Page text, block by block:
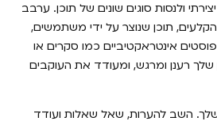
ולנסות סוגים שונים של תוכן. ערבב
תוכן שנוצר על ידי משתמשים,
אינטראקטיביים כמו סקרים או
שלך רענן ומרגש, ומעודד את העוקבים
השב להערות, שאל שאלות ועודד